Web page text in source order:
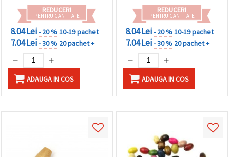
REDUCERI
PENTRU CANTITATE
8.04 Lei- 20 %10-19 pachet
7.04 Lei- 30 % 20 pachet +
ADAUGA IN COS
REDUCERI
PENTRU CANTITATE
8.04 Lei- 20 %10-19 pachet
7.04 Lei- 30 % 20 pachet +
ADAUGA IN COS